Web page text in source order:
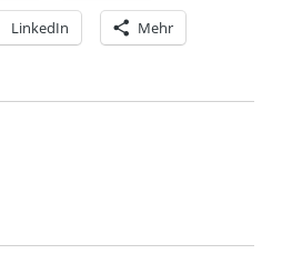
LinkedIn Mehr